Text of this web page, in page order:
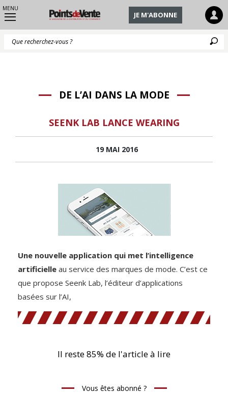
MENU
JE M'ABONNE
DE L’AI DANS LA MODE
SEENK LAB LANCE WEARING
19 MAI 2016
Une nouvelle application qui met l’intelligence
artificielle au service des marques de mode. C’est ce
que propose Seenk Lab, l’éditeur d’applications
basées sur l’AI,
Il reste 85% de l'article à lire
Vous êtes abonné ?